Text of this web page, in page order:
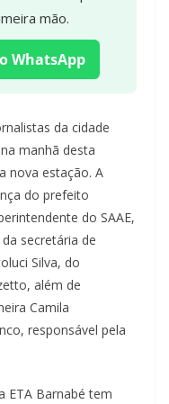
mão.
WhatsApp
da cidade
manhã desta
nova estação. A
do prefeito
do SAAE,
secretária de
Silva, do
além de
Camila
responsável pela
ETA Barnabé tem